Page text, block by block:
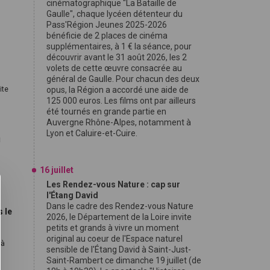
le
cinématographique "La Bataille de
Gaulle", chaque lycéen détenteur du
Pass'Région Jeunes 2025-2026
bénéficie de 2 places de cinéma
supplémentaires, à 1 € la séance, pour
découvrir avant le 31 août 2026, les 2
volets de cette œuvre consacrée au
général de Gaulle. Pour chacun des deux
opus, la Région a accordé une aide de
125 000 euros. Les films ont par ailleurs
été tournés en grande partie en
Auvergne Rhône-Alpes, notamment à
Lyon et Caluire-et-Cuire.
16 juillet
Les Rendez-vous Nature : cap sur
l'Étang David
Dans le cadre des Rendez-vous Nature
2026, le Département de la Loire invite
petits et grands à vivre un moment
original au coeur de l'Espace naturel
sensible de l'Étang David à Saint-Just-
Saint-Rambert ce dimanche 19 juillet (de